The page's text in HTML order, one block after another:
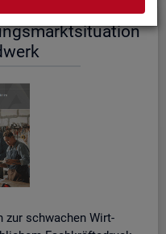
zur schwa­chen Wirt­